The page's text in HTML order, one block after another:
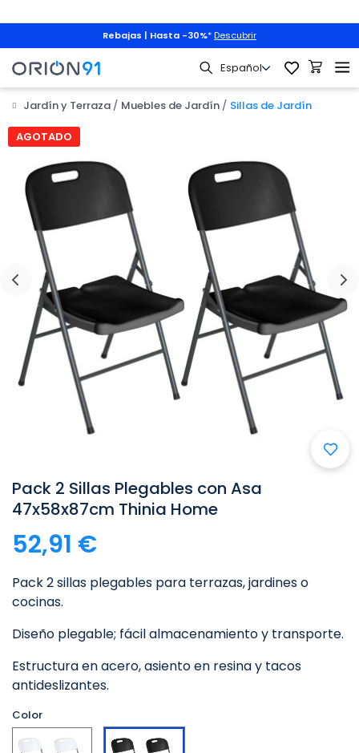
Rebajas | Hasta -30%* Descubrir
Jardín y Terraza Muebles de Jardín Sillas de Jardín
AGOTADO
Pack 2 Sillas Plegables con Asa
47x58x87cm Thinia Home
52,91 €
Pack 2 sillas plegables para terrazas, jardines o
cocinas.
Diseño plegable; fácil almacenamiento y transporte.
Estructura en acero, asiento en resina y tacos
antideslizantes.
Color
Blanco Negro